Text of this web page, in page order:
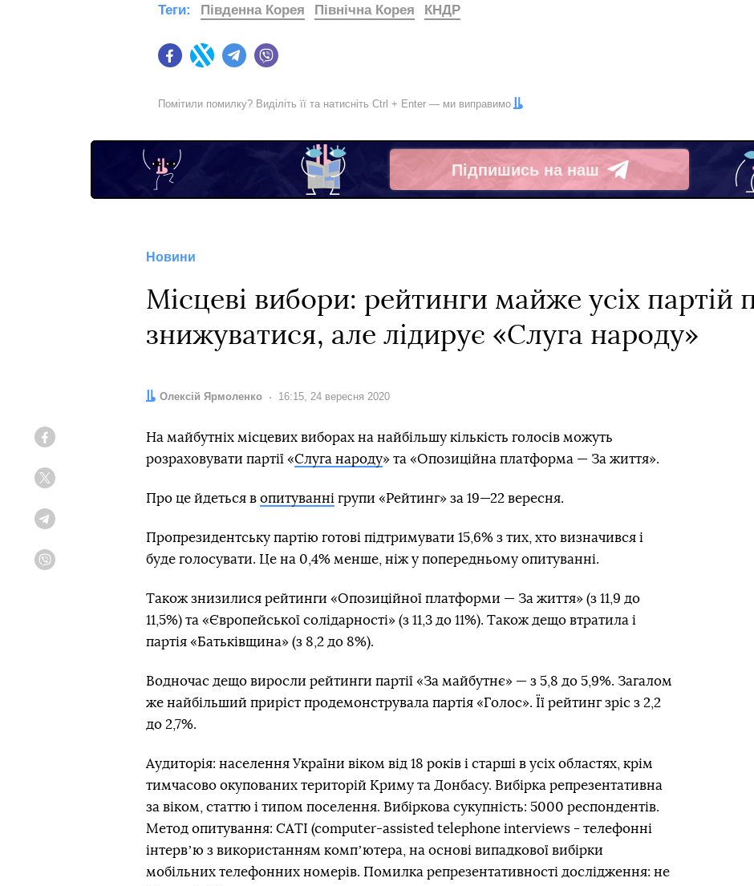
FacebookTwitter Telegram
Теги: Південна Корея Північна Корея КНДР
Помітили помилку? Виділіть її та натисніть Ctrl + Enter — ми виправимо
Підпишись на наш
Telegram
Новини
Місцеві вибори: рейтинги майже усіх партій
знижуватися, але лідирує «Слуга народу»
Автор:
Олексій Ярмоленко Дата:
16:15, 24 вересня 2020
На майбутніх місцевих виборах на найбільшу кількість голосів можуть
розраховувати партії «Слуга народу» та «Опозиційна платформа — За життя».
Про це йдеться в опитуванні групи «Рейтинг» за 19—22 вересня.
Пропрезидентську партію готові підтримувати 15,6% з тих, хто визначився і
буде голосувати. Це на 0,4% менше, ніж у попередньому опитуванні.
Також знизилися рейтинги «Опозиційної платформи — За життя» (з 11,9 до
11,5%) та «Європейської солідарності» (з 11,3 до 11%). Також дещо втратила і
партія «Батьківщина» (з 8,2 до 8%).
Водночас дещо виросли рейтинги партії «За майбутнє» — з 5,8 до 5,9%. Загалом
же найбільший приріст продемонструвала партія «Голос». Її рейтинг зріс з 2,2
до 2,7%.
Аудиторія: населення України віком від 18 років і старші в усіх областях, крім
тимчасово окупованих територій Криму та Донбасу. Вибірка репрезентативна
за віком, статтю і типом поселення. Вибіркова сукупність: 5000 респондентів.
Метод опитування: CATI (computer-assisted telephone interviews - телефонні
інтервʼю з використанням компʼютера, на основі випадкової вибірки
мобільних телефонних номерів. Помилка репрезентативності дослідження: не